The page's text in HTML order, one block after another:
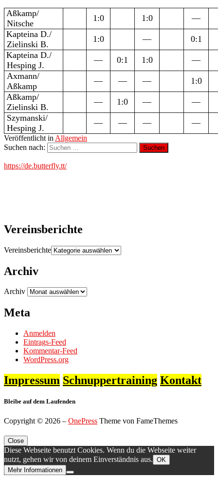
Aßkamp/
Nitsche
1:0 1:0
—
Kapteina D./
Zielinski B.
1:0 —
0:1
Kapteina D./
Hesping J.
— 0:1 1:0
—
Axmann/
Aßkamp
— — —
1:0
Aßkamp/
Zielinski B.
— 1:0 —
—
Szymanski/
Hesping J.
— — — —
Veröffentlicht in Allgemein
Suchen nach:
https://de.butterfly.tt/
Vereinsberichte
Vereinsberichte
Archiv
Archiv
Meta
Anmelden
Eintrags-Feed
Kommentar-Feed
WordPress.org
Impressum Schnuppertraining Kontakt
Bleibe auf dem Laufenden
Copyright © 2026 – OnePress Theme von FameThemes
Close
Diese Webseite benutzt Cookies. Wenn du die Webseite weiter
nutzt, gehen wir von deinem Einverständnis aus. OK
Mehr Informationen